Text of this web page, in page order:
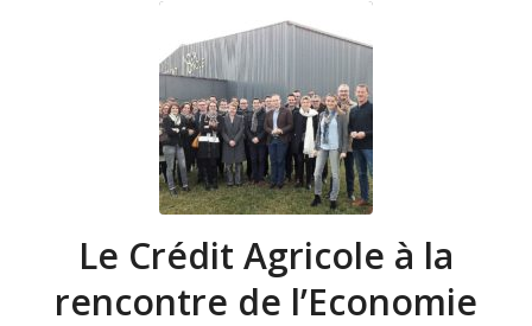
Le Crédit Agricole à la
rencontre de l’Economie